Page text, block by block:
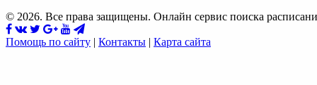
© 2026. Все права защищены. Онлайн сервис поиска
Помощь по сайту | Контакты | Карта сайта